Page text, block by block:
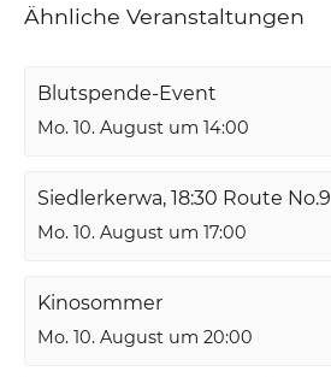
Ähnliche Veranstaltungen
Blutspende-Event
Mo. 10. August um 14:00
Siedlerkerwa, 18:30 Route No.9
Mo. 10. August um 17:00
Kinosommer
Mo. 10. August um 20:00